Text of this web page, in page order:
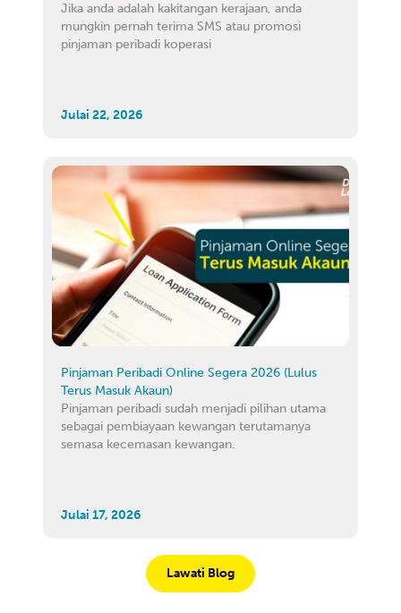
Jika anda adalah kakitangan kerajaan, anda
mungkin pernah terima SMS atau promosi
pinjaman peribadi koperasi
Julai 22, 2026
Pinjaman Peribadi Online Segera 2026 (Lulus
Terus Masuk Akaun)
Pinjaman peribadi sudah menjadi pilihan utama
sebagai pembiayaan kewangan terutamanya
semasa kecemasan kewangan.
Julai 17, 2026
Lawati Blog